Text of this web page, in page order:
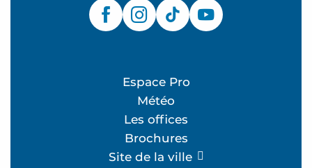
Espace Pro
Météo
Les offices
Brochures
Site de la ville